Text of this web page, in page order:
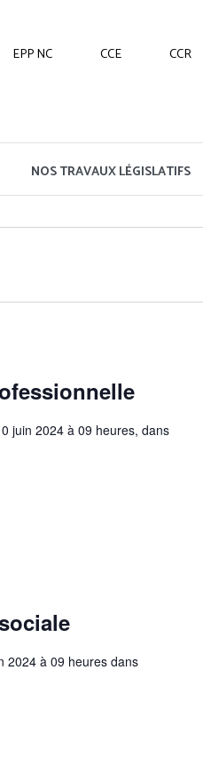
EPP NC CCE CCR
NOS TRAVAUX LÉGISLATIFS
juin 2024 à 09 heures, dans
2024 à 09 heures dans